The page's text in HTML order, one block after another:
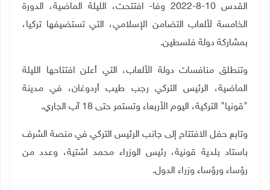
القدس 10-8-2022 وفا-
افتتحت، الليلة الماضية، الدورة
الخامسة لألعاب التضامن الإسلامي، التي تستضيفها تركيا،
بمشاركة دولة فلسطين.
وتنطلق منافسات دولة الألعاب، التي أعلن افتتاحها الليلة
الماضية، الرئيس التركي رجب طيب أردوغان، في مدينة
"قونيا" التركية، اليوم الأربعاء وتستمر حتى 18 آب الجاري.
وتابع حفل الافتتاح إلى جانب الرئيس التركي في منصة الشرف
باستاد بلدية قونية، رئيس الوزراء محمد اشتية، وعدد من
رؤساء ورؤساء وزراء الدول.